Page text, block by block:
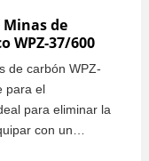
de
WPZ-37/600
de carbón WPZ-
para el
para eliminar la
con un
de carbón